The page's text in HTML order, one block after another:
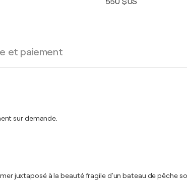
et paiement
sur demande.
juxtaposé à la beauté fragile d'un bateau de pêche